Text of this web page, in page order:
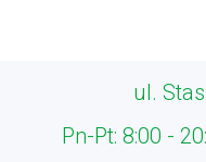
ul.
Pn-Pt: 8:00 -